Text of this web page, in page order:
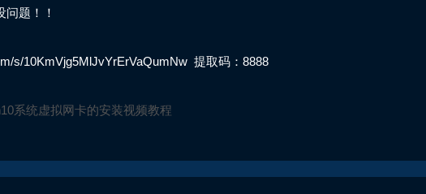
题！！
s/10KmVjg5MlJvYrErVaQumNw 提取码：8888
系统虚拟网卡的安装视频教程